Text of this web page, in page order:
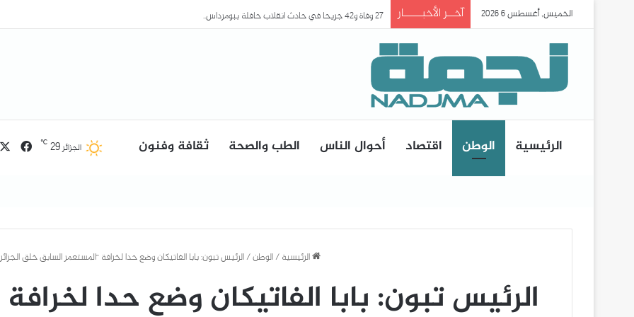
الخميس, أغسطس 6 2026 آخــر الأخبـــــار 27 وفاة و42 جريحا في حادث انقلاب حافلة ببومرداس..
الرئيسية الوطن اقتصاد أحوال الناس الطب والصحة ثقافة وفنون الجزائر29
℃
الرئيسية / الوطن/ الرئيس تبون: بابا الفاتيكان وضع حدا لخرافة “المستعمر السابق خلق
الرئيس تبون: بابا الفاتيكان وضع حدا